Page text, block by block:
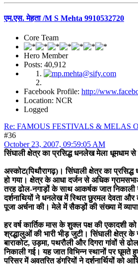
एम.एस. मेहता /M S Mehta 9910532720
Core Team
Hero Member
Posts: 40,912
Facebook Profile: http://
Location: NCR
Logged
Re: FAMOUS FESTIVALS & MELAS
#36
October 23, 2007, 09:59:05 AM
सिंघाली क्षेत्र का प्रसिद्ध धनलेख मेला धूमधाम
अस्कोट(पिथौरागढ़)। सिंघाली क्षेत्र का
हो गया। क्षेत्र के आधा दर्जन से अधिक ग्रामसभाओं
तरह ढोल-नगाड़ों के साथ आकर्षक जात
दर्शनाथियों ने धनलेख में स्थित छुरमल देवता और
पूजा अर्चना की। मेले में सैकड़ों की संख्या में
हर वर्ष कार्तिक मास के शुक्ल पक्ष की एकादशी
श्रद्धालुओं की भारी भीड़ जुटी। सिंघाली क्षेत्र
बाराकोट, उड़मा, पथरौली और दिगरा गांवों से
निकाली गई। यह जात विभिन्न स्थानों पर घूमते
परिसर में अवतरित डंगरियों ने दर्शनार्थियों को